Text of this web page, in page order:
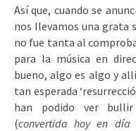
Así que, cuando se
nos llevamos una grata
no fue tanta al
para la música en
bueno, algo es algo y
tan esperada
han podido ver
(convertida hoy en día